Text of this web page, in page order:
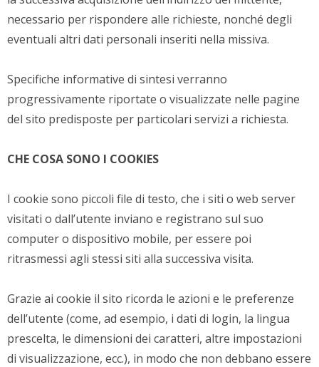
necessario per rispondere alle richieste, nonché degli
eventuali altri dati personali inseriti nella missiva.
Specifiche informative di sintesi verranno
progressivamente riportate o visualizzate nelle pagine
del sito predisposte per particolari servizi a richiesta.
CHE COSA SONO I COOKIES
I cookie sono piccoli file di testo, che i siti o web server
visitati o dall’utente inviano e registrano sul suo
computer o dispositivo mobile, per essere poi
ritrasmessi agli stessi siti alla successiva visita.
Grazie ai cookie il sito ricorda le azioni e le preferenze
dell’utente (come, ad esempio, i dati di login, la lingua
prescelta, le dimensioni dei caratteri, altre impostazioni
di visualizzazione, ecc.), in modo che non debbano essere